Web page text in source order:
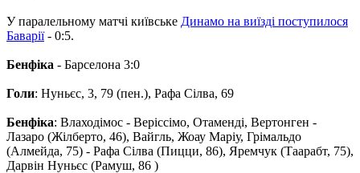
У паралельному матчі київське Динамо на виїзді поступилося
Баварії- 0:5.
Бенфіка - Барселона 3:0
Голи: Нуньєс, 3, 79 (пен.), Рафа Сілва, 69
Бенфіка: Влаходімос - Веріссімо, Отаменді, Вертонген -
Лазаро (Жілберто, 46), Вайгль, Жоау Маріу, Грімальдо
(Алмейда, 75) - Рафа Сілва (Пицци, 86), Яремчук (Таарабт, 75),
Дарвін Нуньєс (Рамуш, 86 )